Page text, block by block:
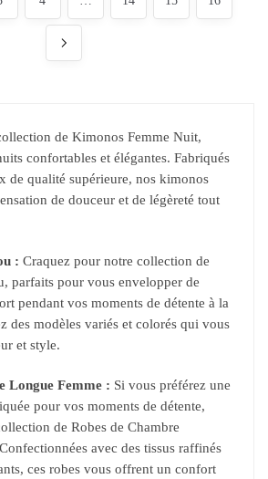
de Kimonos Femme Nuit,
confortables et élégantes. Fabriqués
de qualité supérieure, nos kimonos
de douceur et de légèreté tout
: Craquez pour notre collection de
parfaits pour vous envelopper de
pendant vos moments de détente à la
des modèles variés et colorés qui vous
et style.
Longue Femme : Si vous préférez une
pour vos moments de détente,
de Robes de Chambre
avec des tissus raffinés
ces robes vous offrent un confort